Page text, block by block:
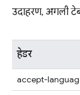
उदाहरण, अगली
हेडर
accept-